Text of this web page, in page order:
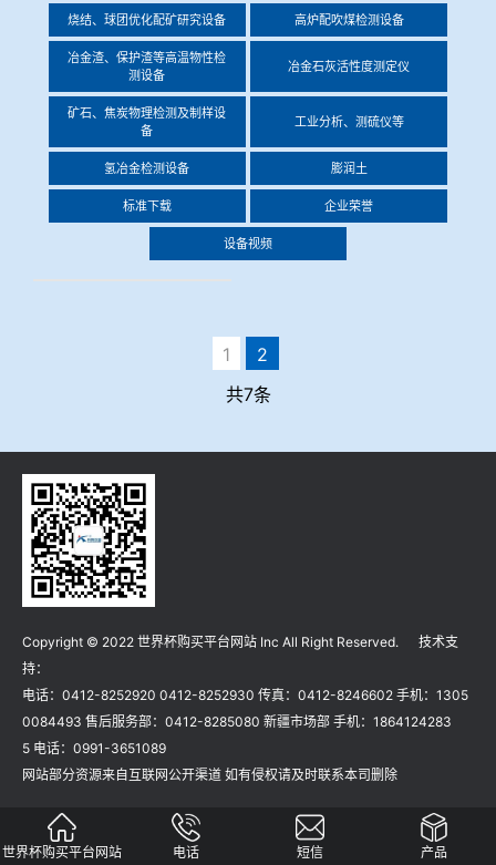
矿石、焦炭物理检测及制样设备
工业分析、测硫仪等
烧结、球团优化配矿研究设备 高炉配吹煤检测设备
冶金渣、保护渣等高温物性检
测设备
冶金石灰活性度测定仪
矿石、焦炭物理检测及制样设
备
工业分析、测硫仪等
氢冶金检测设备 膨润土
标准下载 企业荣誉
设备视频
1
2
共7条
Copyright © 2022 世界杯购买平台网站 Inc All Right Reserved. 技术支
持：
电话：0412-8252920 0412-8252930 传真：0412-8246602 手机：1305
0084493 售后服务部：0412-8285080 新疆市场部 手机：1864124283
5 电话：0991-3651089
网站部分资源来自互联网公开渠道 如有侵权请及时联系本司删除
世界杯购买平台网站 电话 短信 产品